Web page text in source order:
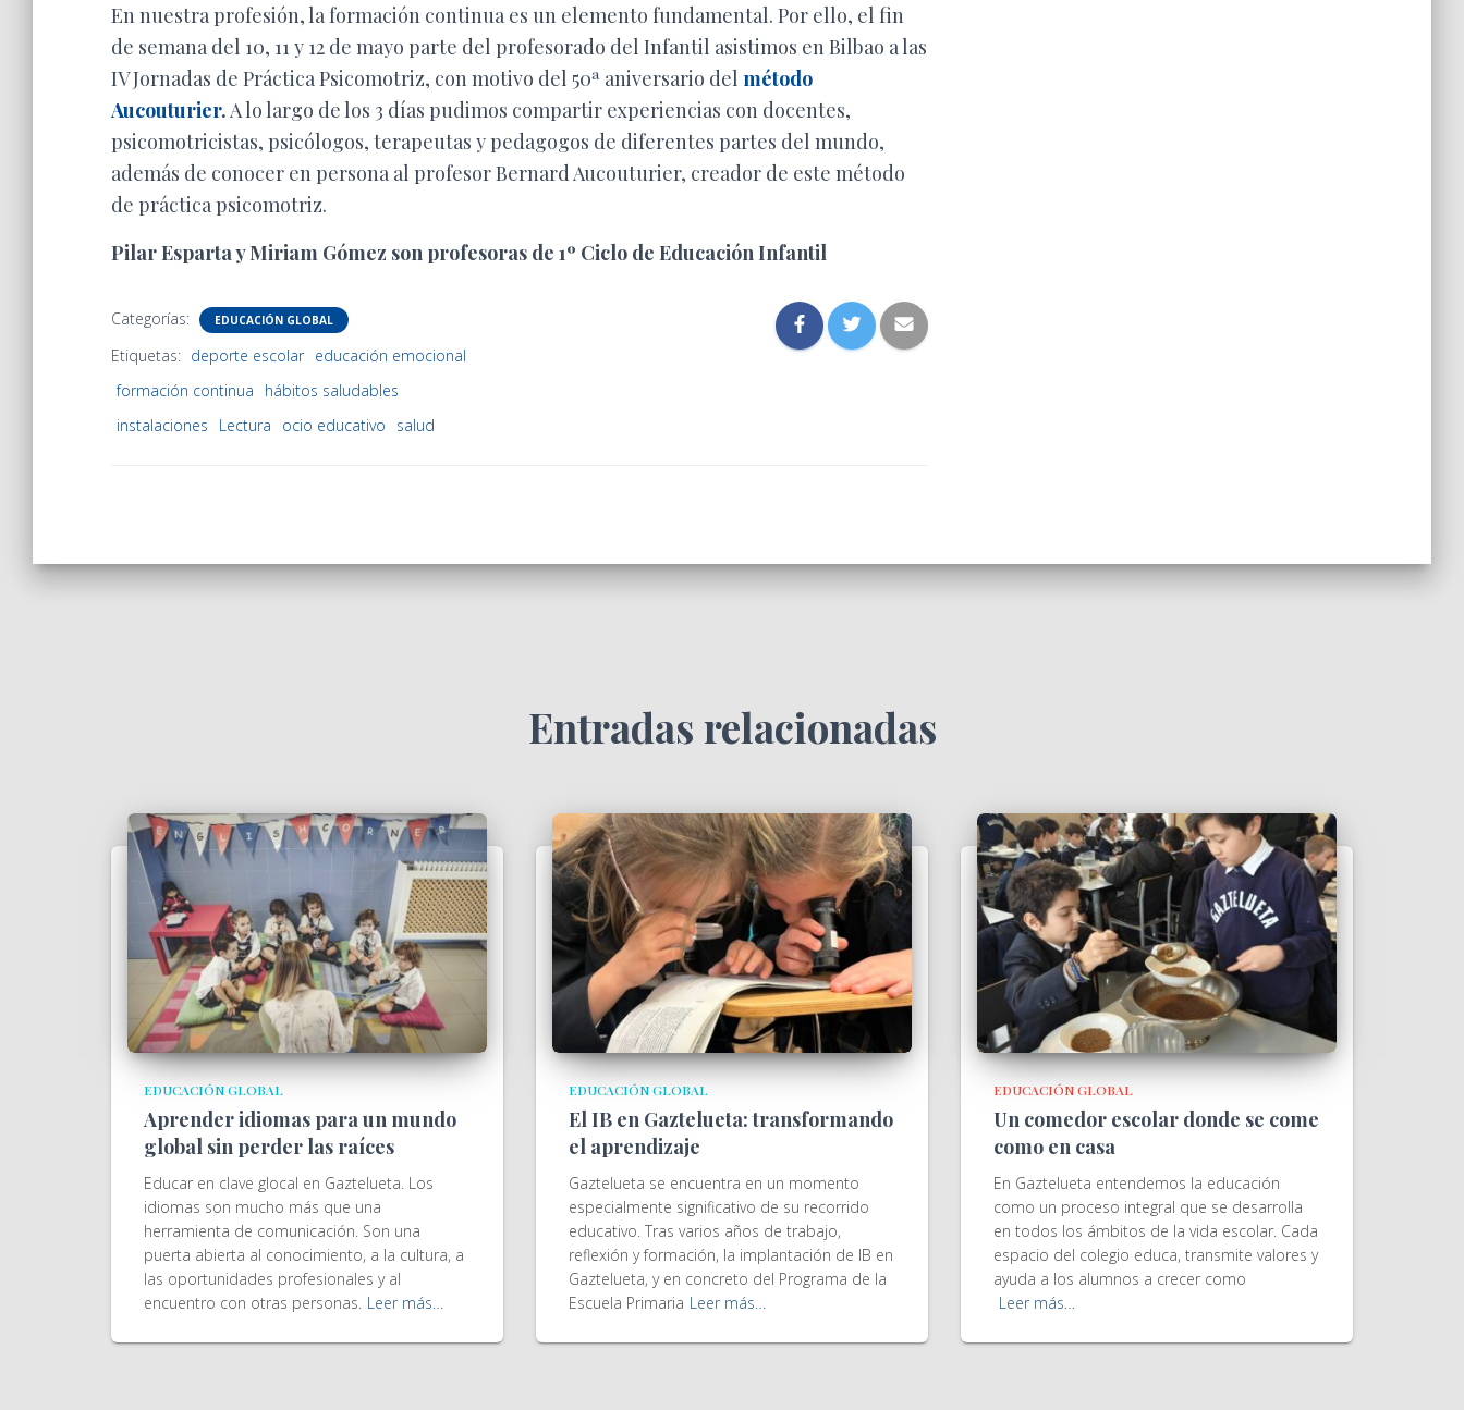
En nuestra profesión, la formación continua es un elemento fundamental. Por ello, el fin
de semana del 10, 11 y 12 de mayo parte del profesorado del Infantil asistimos en Bilbao a las
IV Jornadas de Práctica Psicomotriz, con motivo del 50ª aniversario del método
Aucouturier. A lo largo de los 3 días pudimos compartir experiencias con docentes,
psicomotricistas, psicólogos, terapeutas y pedagogos de diferentes partes del mundo,
además de conocer en persona al profesor Bernard Aucouturier, creador de este método
de práctica psicomotriz.
Pilar Esparta y Miriam Gómez son profesoras de 1º Ciclo de Educación Infantil
Categorías: EDUCACIÓN GLOBAL
Etiquetas: deporte escolar educación emocional
formación continua
hábitos saludables
instalaciones
Lectura ocio educativo salud
Entradas relacionadas
EDUCACIÓN GLOBAL
Aprender idiomas para un mundo
global sin perder las raíces
Educar en clave glocal en Gaztelueta. Los
idiomas son mucho más que una
herramienta de comunicación. Son una
puerta abierta al conocimiento, a la cultura, a
las oportunidades profesionales y al
encuentro con otras personas. Leer más…
EDUCACIÓN GLOBAL
El IB en Gaztelueta: transformando
el aprendizaje
Gaztelueta se encuentra en un momento
especialmente significativo de su recorrido
educativo. Tras varios años de trabajo,
reflexión y formación, la implantación de IB en
Gaztelueta, y en concreto del Programa de la
Escuela Primaria Leer más…
EDUCACIÓN GLOBAL
Un comedor escolar donde se come
como en casa
En Gaztelueta entendemos la educación
como un proceso integral que se desarrolla
en todos los ámbitos de la vida escolar. Cada
espacio del colegio educa, transmite valores y
ayuda a los alumnos a crecer como
Leer más…